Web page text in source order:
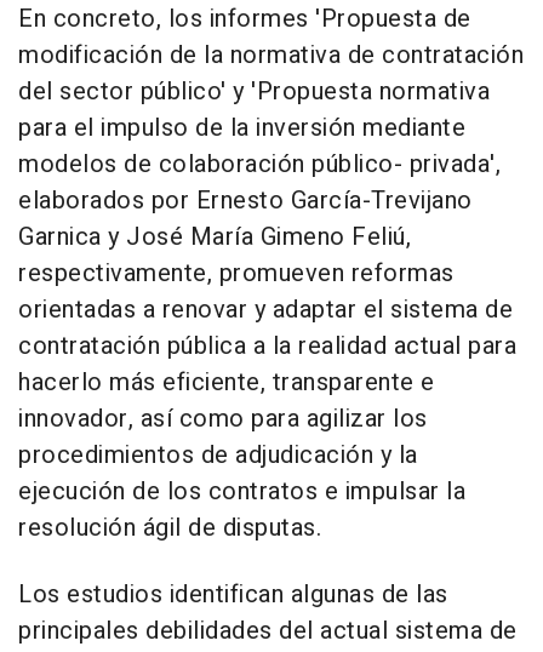
En concreto, los informes 'Propuesta de
modificación de la normativa de contratación
del sector público' y 'Propuesta normativa
para el impulso de la inversión mediante
modelos de colaboración público- privada',
elaborados por Ernesto García-Trevijano
Garnica y José María Gimeno Feliú,
respectivamente, promueven reformas
orientadas a renovar y adaptar el sistema de
contratación pública a la realidad actual para
hacerlo más eficiente, transparente e
innovador, así como para agilizar los
procedimientos de adjudicación y la
ejecución de los contratos e impulsar la
resolución ágil de disputas.
Los estudios identifican algunas de las
principales debilidades del actual sistema de